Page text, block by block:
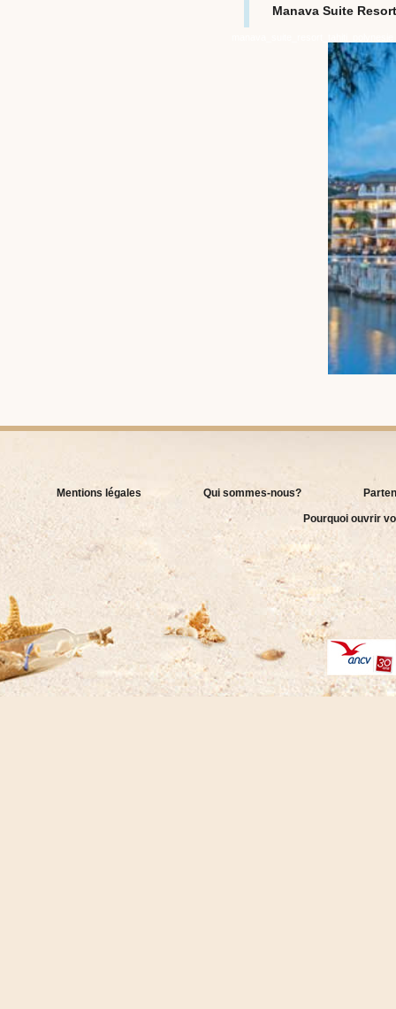
Manava Suite
Mentions légales Qui sommes-nous?
Pourquoi ouvrir